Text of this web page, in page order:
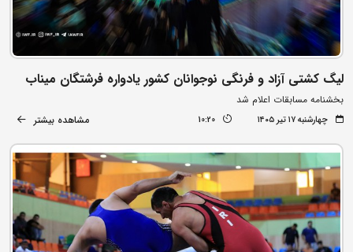
لیگ کشتی آزاد و فرنگی نوجوانان کشور یادواره فرشتگان میناب
بخشنامه مسابقات اعلام شد
چهارشنبه ۱۷ تیر ۱۴۰۵ 10:20 مشاهده بیشتر